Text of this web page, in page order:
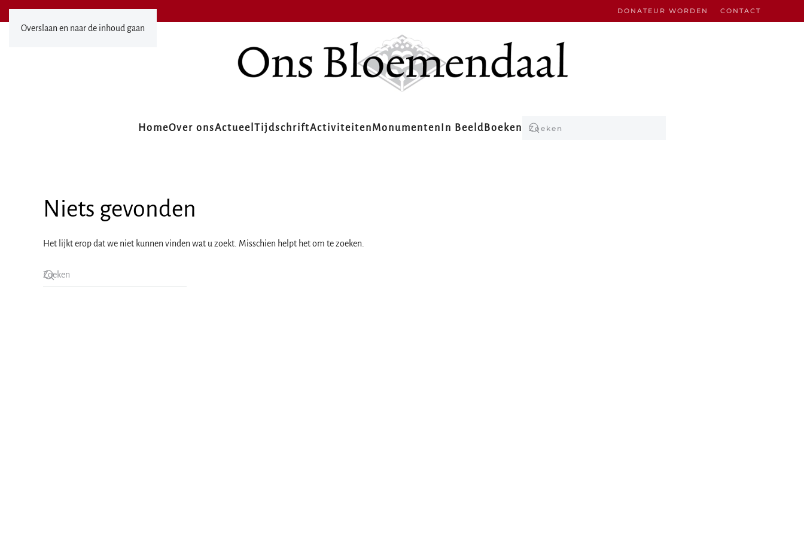
Overslaan en naar de inhoud gaan
DONATEUR WORDEN CONTACT
HomeOver onsActueel TijdschriftActiviteitenMonumenten In Beeld Boeken
Niets gevonden
Het lijkt erop dat we niet kunnen vinden wat u zoekt. Misschien helpt het om te zoeken.